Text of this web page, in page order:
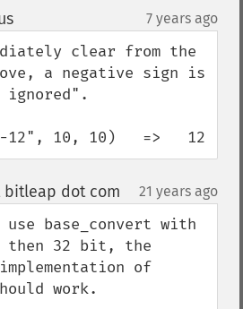
¶ 7 years ago
clear from the
a negative sign is
12", 10, 10)   =>   12
bitleap dot com 21 years ago
base_convert with
then 32 bit, the
of
work.